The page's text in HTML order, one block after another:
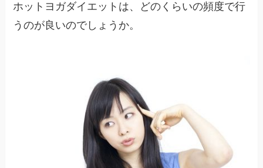
ホットヨガダイエットは、どのくらいの頻度で行
うのが良いのでしょうか。